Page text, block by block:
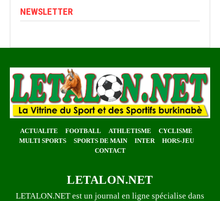
NEWSLETTER
ACTUALITE FOOTBALL ATHLETISME
CYCLISME
MULTI SPORTS
SPORTS DE MAIN INTER
HORS-JEU
CONTACT
LETALON.NET
LETALON.NET est un journal en ligne spécialise dans